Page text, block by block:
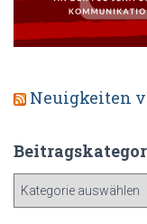
Neuigkeiten